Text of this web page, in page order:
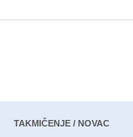
TAKMIČENJE / NOVAC